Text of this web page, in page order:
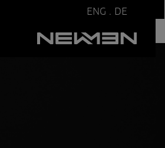
ENG . DE